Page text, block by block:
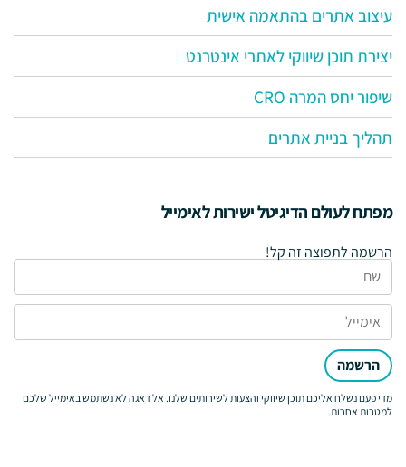
עיצוב אתרים בהתאמה אישית
יצירת תוכן שיווקי לאתרי אינטרנט
שיפור יחס המרה CRO
תהליך בניית אתרים
מפתח לעולם הדיגיטל ישירות לאימייל
הרשמה לתפוצה זה קל!
הרשמה
מדי פעם נשלח אליכם תוכן שיווקי והצעות לשירותים שלנו. אל דאגה לא נשתמש באימייל שלכם
למטרות אחרות.